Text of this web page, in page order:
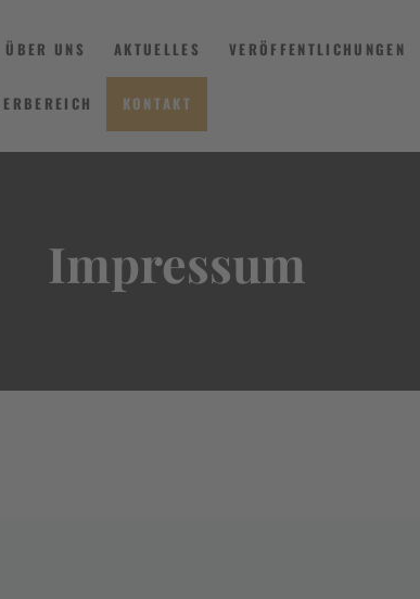
ÜBER UNS AKTUELLES VERÖFFENTLICHUNGEN
KONTAKT
Impressum